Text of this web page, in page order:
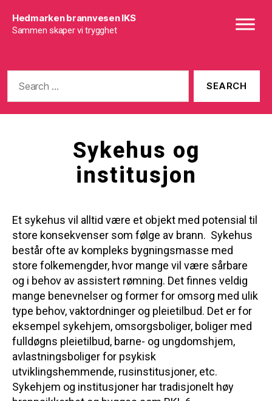
Hedmarken brannvesen IKS
Sammen skaper vi trygghet
for:
Sykehus og
institusjon
Et sykehus vil alltid være et objekt med potensial til
store konsekvenser som følge av brann. Sykehus
består ofte av kompleks bygningsmasse med
store folkemengder, hvor mange vil være sårbare
og i behov av assistert rømning. Det finnes veldig
mange benevnelser og former for omsorg med ulik
type behov, vaktordninger og pleietilbud. Det er for
eksempel sykehjem, omsorgsboliger, boliger med
fulldøgns pleietilbud, barne- og ungdomshjem,
avlastningsboliger for psykisk
utviklingshemmende, rusinstitusjoner, etc.
Sykehjem og institusjoner har tradisjonelt høy